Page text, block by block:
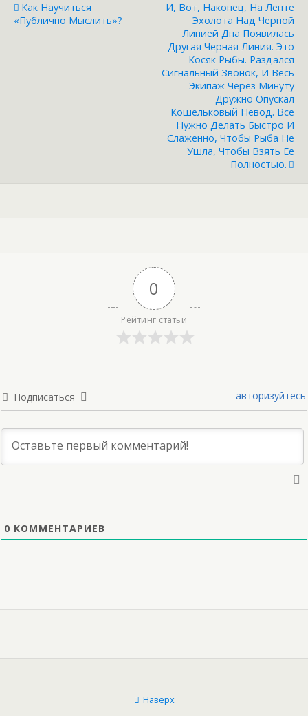
Как Научиться
«публично Мыслить»?
И, Вот, Наконец, На Ленте
Эхолота Над Черной
Линией Дна Появилась
Другая Черная Линия. Это
Косяк Рыбы. Раздался
Сигнальный Звонок, И Весь
Экипаж Через Минуту
Дружно Опускал
Кошельковый Невод. Все
Нужно Делать Быстро И
Слаженно, Чтобы Рыба Не
Ушла, Чтобы Взять Ее
Полностью.
0
Рейтинг статьи
Подписаться авторизуйтесь
0 КОММЕНТАРИЕВ
Наверх